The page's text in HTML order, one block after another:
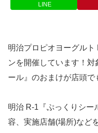
LINE
明治プロピオヨーグル
ンを開催しています！
ール』のおまけが店頭で
明治 R-1『ぷっくりシー
容、実施店舗(場所)など